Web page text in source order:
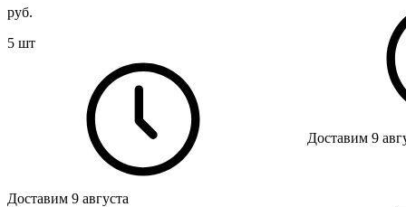
руб.
5 шт
Доставим 9 августа
Доставим 9